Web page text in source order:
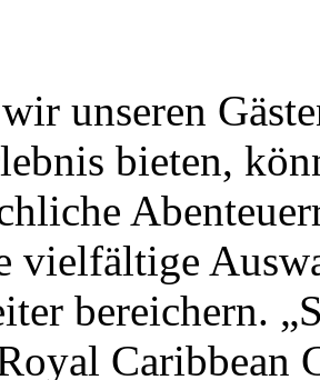
unseren
bieten,
vielfältige
bereichern.
Caribbean